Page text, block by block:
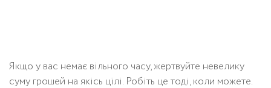
Якщо у вас немає вільного часу, жертвуйте невелику
суму грошей на якісь цілі. Робіть це тоді, коли можете.